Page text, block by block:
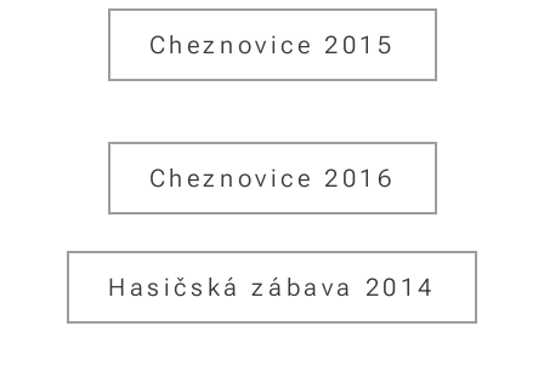
Cheznovice 2015
Cheznovice 2016
Hasičská zábava 2014